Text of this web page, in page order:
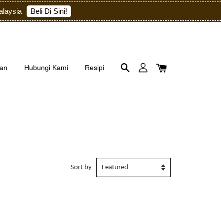
Beli Di Sini!
Hubungi Kami Resipi
Sort by